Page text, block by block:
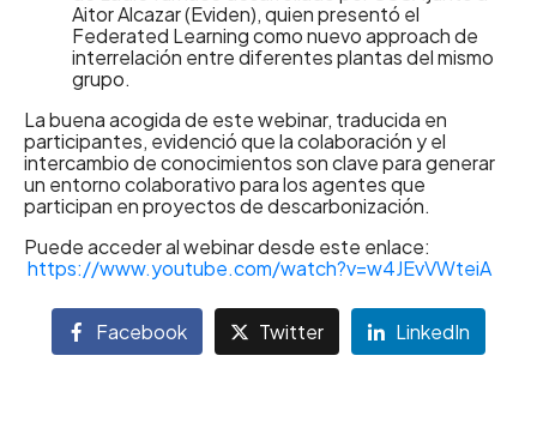
Aitor Alcazar (Eviden), quien presentó el
Federated Learning como nuevo approach de
interrelación entre diferentes plantas del mismo
grupo.
La buena acogida de este webinar, traducida en
participantes, evidenció que la colaboración y el
intercambio de conocimientos son clave para generar
un entorno colaborativo para los agentes que
participan en proyectos de descarbonización.
Puede acceder al webinar desde este enlace:
https://www.youtube.com/watch?v=w4JEvVWteiA
Facebook Twitter LinkedIn